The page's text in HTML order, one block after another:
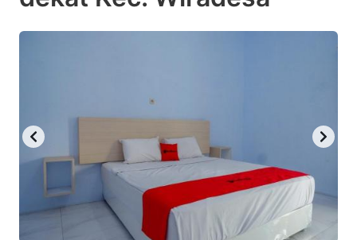
the
keyboard
shortcuts
the
keyboard
shortcuts
for